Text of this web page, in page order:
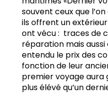
souvent ceux que
ils offrent un extérieur
ont vécu : traces de
réparation mais
entendu le prix des
fonction de leur
premier voyage
plus élévé qu’un